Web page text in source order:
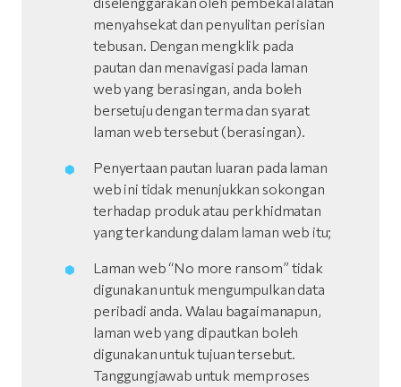
menyahsekat dan penyulitan perisian
tebusan. Dengan mengklik pada
pautan dan menavigasi pada laman
web yang berasingan, anda boleh
bersetuju dengan terma dan syarat
laman web tersebut (berasingan).
Penyertaan pautan luaran pada laman
web ini tidak menunjukkan sokongan
terhadap produk atau perkhidmatan
yang terkandung dalam laman web itu;
Laman web “No more ransom” tidak
digunakan untuk mengumpulkan data
peribadi anda. Walau bagaimanapun,
laman web yang dipautkan boleh
digunakan untuk tujuan tersebut.
Tanggungjawab untuk memproses